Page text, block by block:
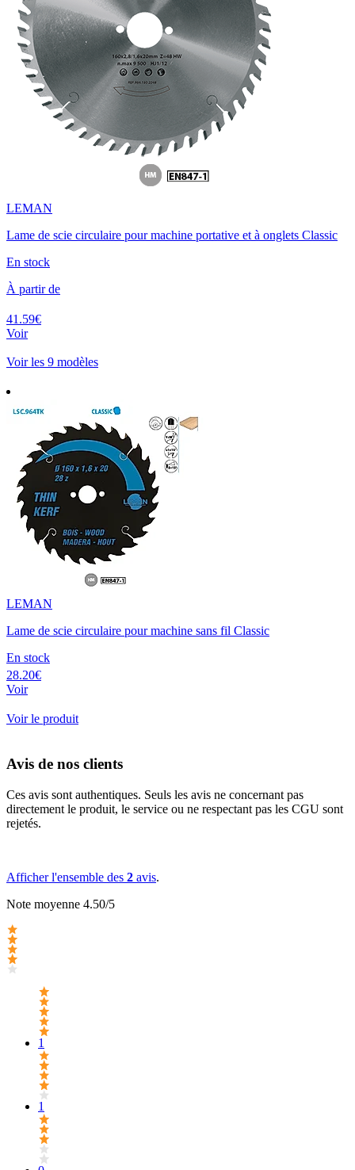
LEMAN
Lame de scie circulaire pour machine portative et à onglets Classic
En stock
À partir de
41.59€
Voir
Voir les 9 modèles
LEMAN
Lame de scie circulaire pour machine sans fil Classic
En stock
28.20€
Voir
Voir le produit
Avis de nos clients
Ces avis sont authentiques. Seuls les avis ne concernant pas
directement le produit, le service ou ne respectant pas les CGU sont
rejetés.
Afficher l'ensemble des 2 avis.
Note moyenne 4.50/5
1
1